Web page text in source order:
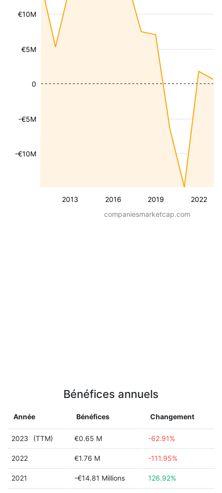
2013 2016 2019 2022
-€10M
-€5M
€5M
€10M
0
companiesmarketcap.com
Bénéfices annuels
Année Bénéfices Changement
2023 (TTM) €0.65 M -62.91%
2022 €1.76 M -111.95%
2021 -€14.81 Millions 126.92%